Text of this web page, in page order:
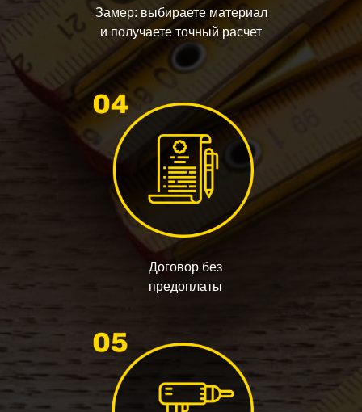
Замер: выбираете материал
и получаете точный расчет
Договор без
предоплаты